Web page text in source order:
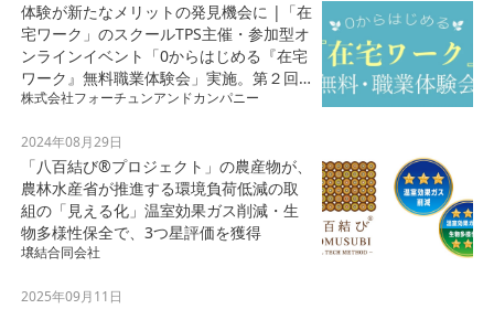
体験が新たなメリットの発見機会に |「在
宅ワーク」のスクールTPS主催・参加型オ
ンラインイベント「0からはじめる『在宅
ワーク』無料職業体験会」実施。第２回
も盛会終了、好評につき９月も実施決定
株式会社フォーチュンアンドカンパニー
2024年08月29日
「八百結び®プロジェクト」の農産物が、
農林水産省が推進する環境負荷低減の取
組の「見える化」温室効果ガス削減・生
物多様性保全で、3つ星評価を獲得
壌結合同会社
2025年09月11日